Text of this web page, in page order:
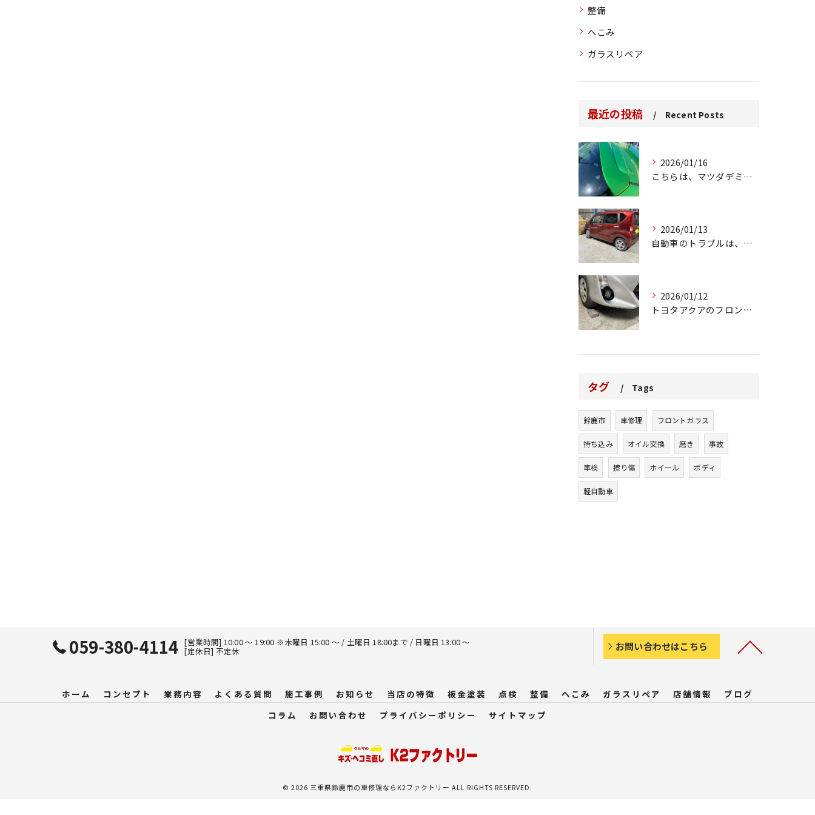
整備
へこみ
ガラスリペア
最近の投稿 Recent Posts
2026/01/16
こちらは、マツダデミオのゲートのルーフスポイラーで、経年劣化...
2026/01/13
自動車のトラブルは、日常生活において避けられない出来事の一つ...
2026/01/12
トヨタアクアのフロントバンパーの右下側を縁石にぶつけてできた...
タグ Tags
鈴鹿市 車修理 フロントガラス
持ち込み オイル交換 磨き 事故
車検 擦り傷 ホイール ボディ
軽自動車
059-380-4114 [営業時間] 10:00 〜 19:00 ※木曜日 15:00 ～ / 土曜日 18:00まで / 日曜日 13:00 ～
[定休日] 不定休 お問い合わせはこちら
ホーム コンセプト 業務内容 よくある質問 施工事例 お知らせ 当店の特徴 板金塗装 点検 整備 へこみ ガラスリペア 店舗情報
ブログ
コラム
お問い合わせ プライバシーポリシー サイトマップ
© 2026 三重県鈴鹿市の車修理ならK2ファクトリー ALL RIGHTS RESERVED.